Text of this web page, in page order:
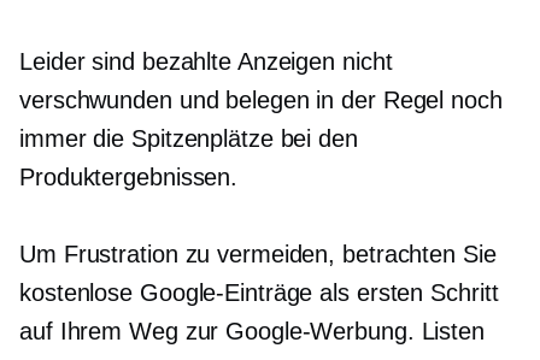
Leider sind bezahlte Anzeigen nicht
verschwunden und belegen in der Regel noch
immer die Spitzenplätze bei den
Produktergebnissen.
Um Frustration zu vermeiden, betrachten Sie
kostenlose Google-Einträge als ersten Schritt
auf Ihrem Weg zur Google-Werbung. Listen